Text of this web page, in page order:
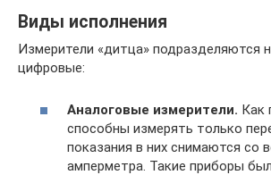
Виды исполнения
Измерители «дитца» подразделяются
цифровые:
Аналоговые измерители. Как
способны измерять только
показания в них снимаются со
амперметра. Такие приборы